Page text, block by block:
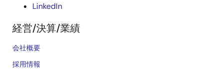
LinkedIn
経営/決算/業績
会社概要
採用情報